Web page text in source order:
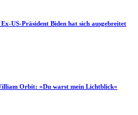
US-Präsident Biden hat sich ausgebreitet
Orbit: »Du warst mein Lichtblick«